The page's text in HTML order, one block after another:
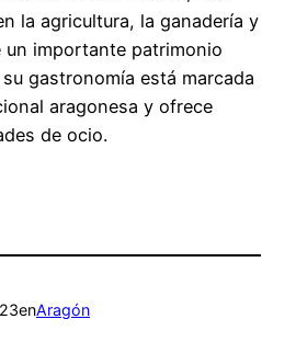
la agricultura, la ganadería y
un importante patrimonio
gastronomía está marcada
aragonesa y ofrece
de ocio.
enAragón